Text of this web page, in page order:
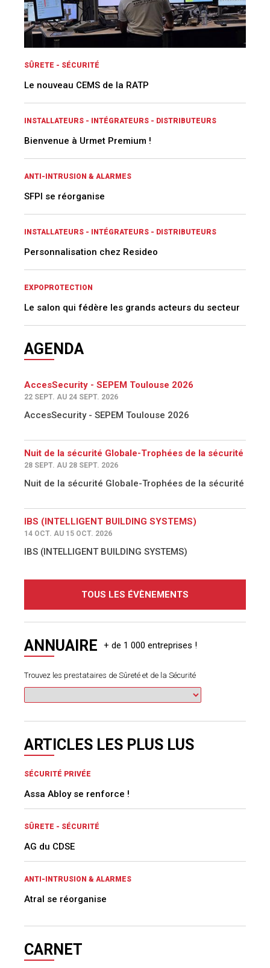
SÛRETE - SÉCURITÉ
Le nouveau CEMS de la RATP
INSTALLATEURS - INTÉGRATEURS - DISTRIBUTEURS
Bienvenue à Urmet Premium !
ANTI-INTRUSION & ALARMES
SFPI se réorganise
INSTALLATEURS - INTÉGRATEURS - DISTRIBUTEURS
Personnalisation chez Resideo
EXPOPROTECTION
Le salon qui fédère les grands acteurs du secteur
AGENDA
AccesSecurity - SEPEM Toulouse 2026
22 SEPT. AU 24 SEPT. 2026
AccesSecurity - SEPEM Toulouse 2026
Nuit de la sécurité Globale-Trophées de la sécurité
28 SEPT. AU 28 SEPT. 2026
Nuit de la sécurité Globale-Trophées de la sécurité
IBS (INTELLIGENT BUILDING SYSTEMS)
14 OCT. AU 15 OCT. 2026
IBS (INTELLIGENT BUILDING SYSTEMS)
TOUS LES ÉVÈNEMENTS
ANNUAIRE
Trouvez les prestataires de Sûreté et de la Sécurité
ARTICLES LES PLUS LUS
SÉCURITÉ PRIVÉE
Assa Abloy se renforce !
SÛRETE - SÉCURITÉ
AG du CDSE
ANTI-INTRUSION & ALARMES
Atral se réorganise
CARNET